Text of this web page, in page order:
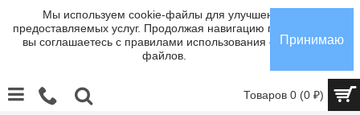
Мы используем cookie-файлы для улучшения
предоставляемых услуг. Продолжая навигацию по сайту,
вы соглашаетесь с правилами использования cookie-
файлов.
Принимаю
Товаров 0 (0 ₽)